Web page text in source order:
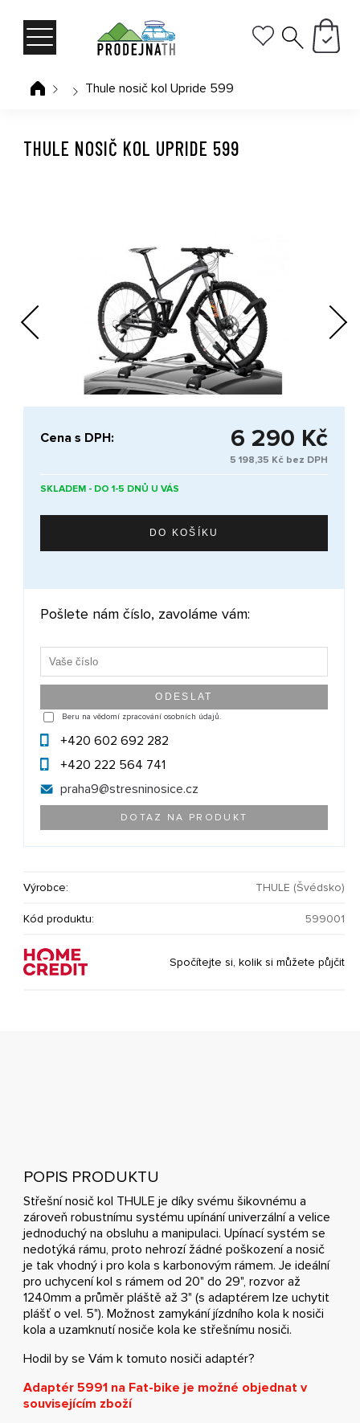
Thule nosič kol Upride 599
Previous Next
THULE NOSIČ KOL UPRIDE 599
Cena s DPH: 6 290 Kč
5 198,35 Kč bez DPH
SKLADEM - DO 1-5 DNŮ U VÁS
Pošlete nám číslo, zavoláme vám:
Beru na vědomí zpracování osobních údajů.
+420 602 692 282
+420 222 564 741
praha9@stresninosice.cz
DOTAZ NA PRODUKT
Výrobce: THULE (Švédsko)
Kód produktu: 599001
Spočítejte si, kolik si můžete půjčit
POPIS PRODUKTU
Střešní nosič kol THULE je díky svému šikovnému a
zároveň robustnímu systému upínání univerzální a velice
jednoduchý na obsluhu a manipulaci. Upínací systém se
nedotýká rámu, proto nehrozí žádné poškození a nosič
je tak vhodný i pro kola s karbonovým rámem. Je ideální
pro uchycení kol s rámem od 20" do 29", rozvor až
1240mm a průměr pláště až 3" (s adaptérem lze uchytit
plášť o vel. 5"). Možnost zamykání jízdního kola k nosiči
kola a uzamknutí nosiče kola ke střešnímu nosiči.
Hodil by se Vám k tomuto nosiči adaptér?
Adaptér 5991 na Fat-bike je možné objednat v
souvisejícím zboží